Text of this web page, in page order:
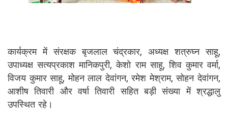
कार्यक्रम में संरक्षक बृजलाल चंद्रकार, अध्यक्ष शत्रुघ्न साहू,
उपाध्यक्ष सत्यप्रकाश मानिकपुरी, केशो राम साहू, शिव कुमार वर्मा,
विजय कुमार साहू, मोहन लाल देवांगन, रमेश मेश्राम, सोहन देवांगन,
आशीष तिवारी और वर्षा तिवारी सहित बड़ी संख्या में श्रद्धालु
उपस्थित रहे।